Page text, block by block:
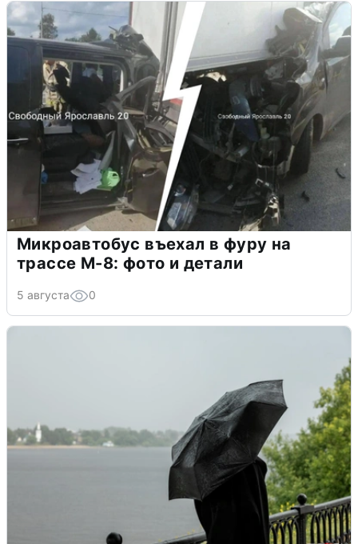
Микроавтобус въехал в фуру на
трассе М-8: фото и детали
5 августа 0